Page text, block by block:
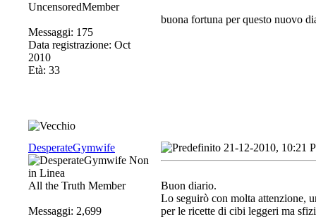
UncensoredMember
Messaggi: 175
Data registrazione: Oct
2010
Età: 33
buona fortuna per questo nuovo
DesperateGymwife
All the Truth Member
Messaggi: 2,699
21-12-2010, 10:21
Buon diario.
Lo seguirò con molta attenzione,
per le ricette di cibi leggeri ma